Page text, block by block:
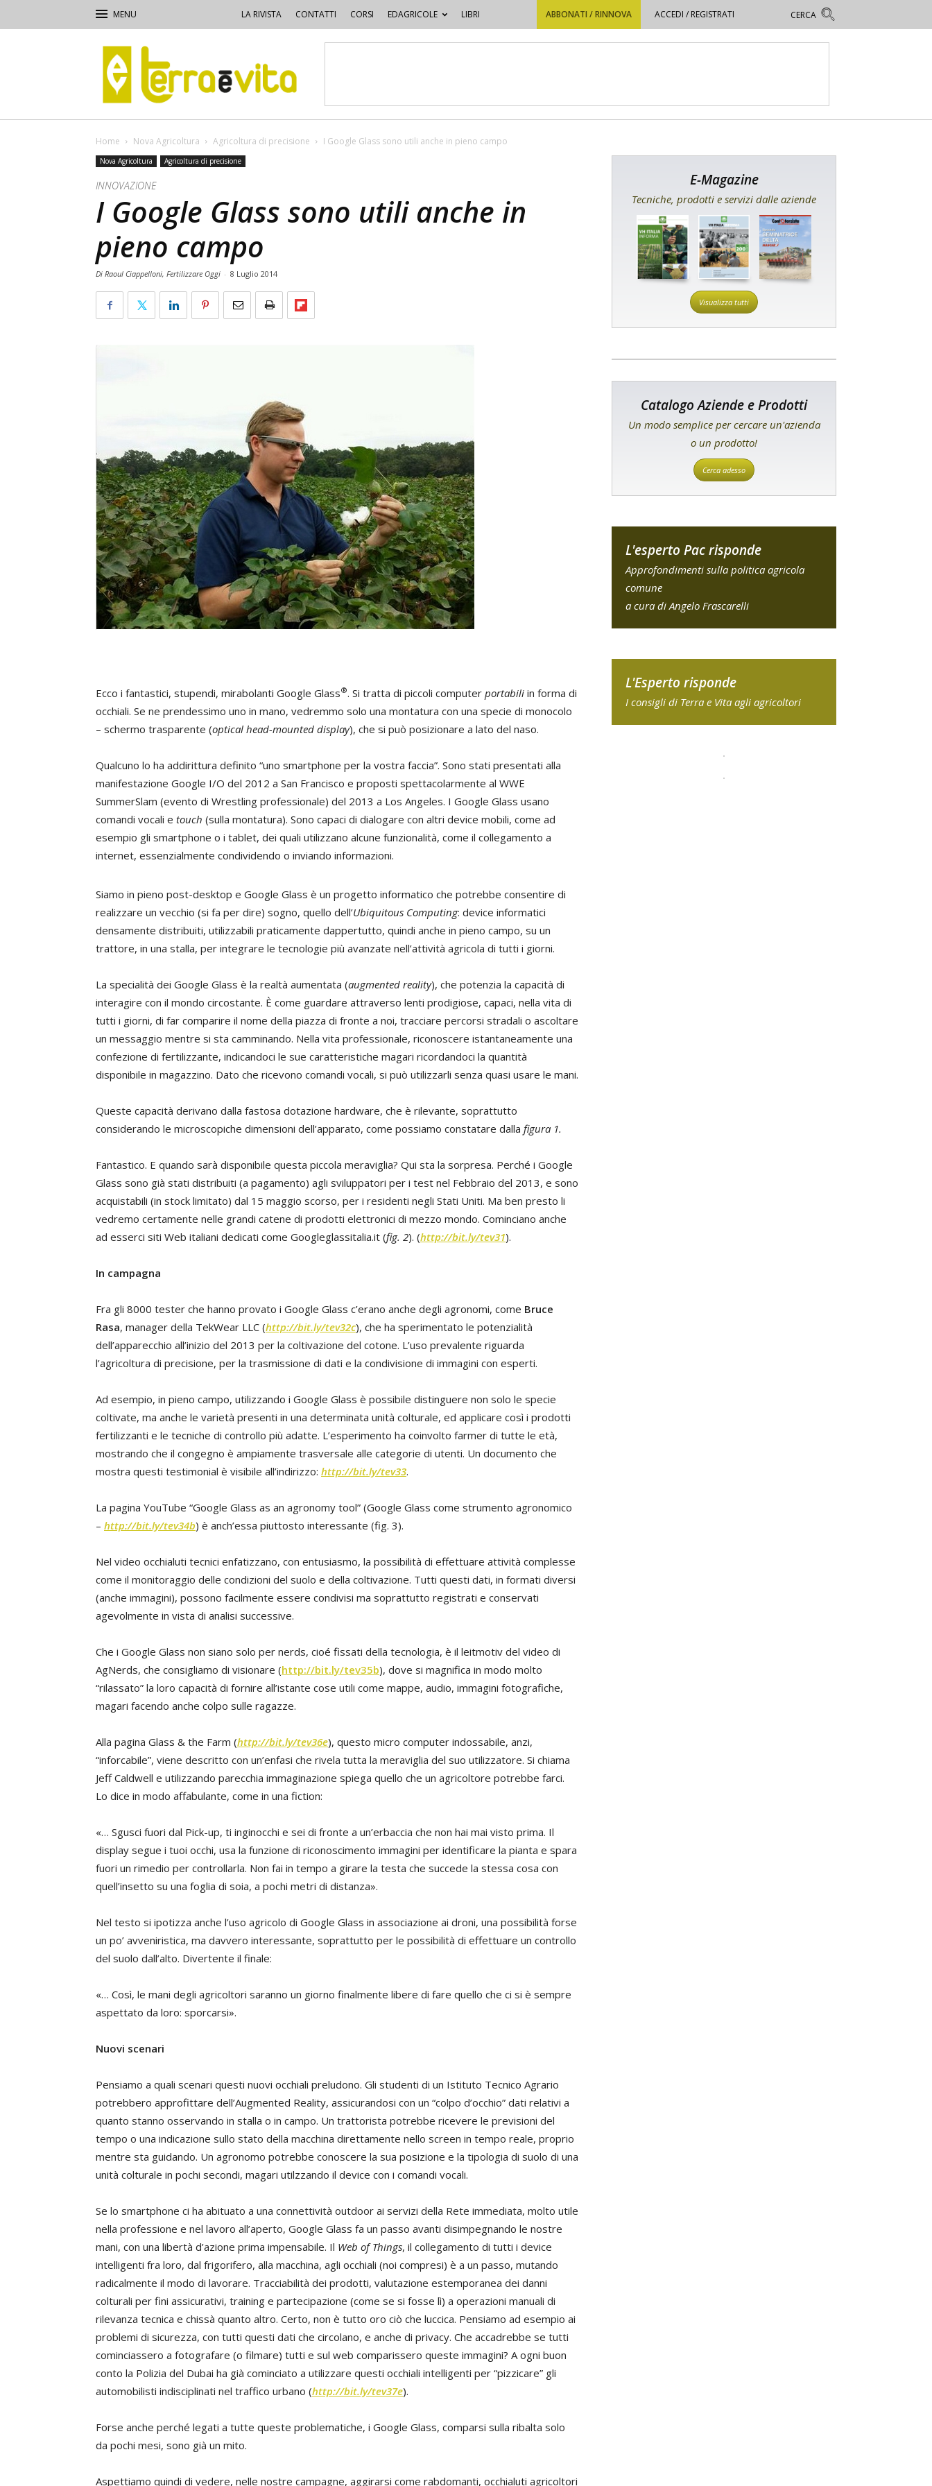
LA RIVISTA CONTATTI CORSI EDAGRICOLE LIBRI ABBONATI / RINNOVA ACCEDI / REGISTRATI
Terra
e
Vita
Home Nova Agricoltura Agricoltura di precisione I Google Glass sono utili anche in pieno campo
Nova Agricoltura Agricoltura di precisione
INNOVAZIONE
I Google Glass sono utili anche in
pieno campo
Di Raoul Ciappelloni, Fertilizzare Oggi - 8 Luglio 2014
Ecco i fantastici, stupendi, mirabolanti Google Glass®. Si tratta di piccoli computer portabili in forma di
occhiali. Se ne prendessimo uno in mano, vedremmo solo una montatura con una specie di monocolo
– schermo trasparente (optical head-mounted display), che si può posizionare a lato del naso.
Qualcuno lo ha addirittura definito “uno smartphone per la vostra faccia”. Sono stati presentati alla
manifestazione Google I/O del 2012 a San Francisco e proposti spettacolarmente al WWE
SummerSlam (evento di Wrestling professionale) del 2013 a Los Angeles. I Google Glass usano
comandi vocali e touch (sulla montatura). Sono capaci di dialogare con altri device mobili, come ad
esempio gli smartphone o i tablet, dei quali utilizzano alcune funzionalità, come il collegamento a
internet, essenzialmente condividendo o inviando informazioni.
Siamo in pieno post-desktop e Google Glass è un progetto informatico che potrebbe consentire di
realizzare un vecchio (si fa per dire) sogno, quello dell’Ubiquitous Computing: device informatici
densamente distribuiti, utilizzabili praticamente dappertutto, quindi anche in pieno campo, su un
trattore, in una stalla, per integrare le tecnologie più avanzate nell’attività agricola di tutti i giorni.
La specialità dei Google Glass è la realtà aumentata (augmented reality), che potenzia la capacità di
interagire con il mondo circostante. È come guardare attraverso lenti prodigiose, capaci, nella vita di
tutti i giorni, di far comparire il nome della piazza di fronte a noi, tracciare percorsi stradali o ascoltare
un messaggio mentre si sta camminando. Nella vita professionale, riconoscere istantaneamente una
confezione di fertilizzante, indicandoci le sue caratteristiche magari ricordandoci la quantità
disponibile in magazzino. Dato che ricevono comandi vocali, si può utilizzarli senza quasi usare le mani.
Queste capacità derivano dalla fastosa dotazione hardware, che è rilevante, soprattutto
considerando le microscopiche dimensioni dell’apparato, come possiamo constatare dalla figura 1.
Fantastico. E quando sarà disponibile questa piccola meraviglia? Qui sta la sorpresa. Perché i Google
Glass sono già stati distribuiti (a pagamento) agli sviluppatori per i test nel Febbraio del 2013, e sono
acquistabili (in stock limitato) dal 15 maggio scorso, per i residenti negli Stati Uniti. Ma ben presto li
vedremo certamente nelle grandi catene di prodotti elettronici di mezzo mondo. Cominciano anche
ad esserci siti Web italiani dedicati come Googleglassitalia.it (fig. 2). (http://bit.ly/tev31).
In campagna
Fra gli 8000 tester che hanno provato i Google Glass c’erano anche degli agronomi, come Bruce
Rasa, manager della TekWear LLC (http://bit.ly/tev32c), che ha sperimentato le potenzialità
dell’apparecchio all’inizio del 2013 per la coltivazione del cotone. L’uso prevalente riguarda
l’agricoltura di precisione, per la trasmissione di dati e la condivisione di immagini con esperti.
Ad esempio, in pieno campo, utilizzando i Google Glass è possibile distinguere non solo le specie
coltivate, ma anche le varietà presenti in una determinata unità colturale, ed applicare così i prodotti
fertilizzanti e le tecniche di controllo più adatte. L’esperimento ha coinvolto farmer di tutte le età,
mostrando che il congegno è ampiamente trasversale alle categorie di utenti. Un documento che
mostra questi testimonial è visibile all’indirizzo: http://bit.ly/tev33.
La pagina YouTube “Google Glass as an agronomy tool” (Google Glass come strumento agronomico
– http://bit.ly/tev34b) è anch’essa piuttosto interessante (fig. 3).
Nel video occhialuti tecnici enfatizzano, con entusiasmo, la possibilità di effettuare attività complesse
come il monitoraggio delle condizioni del suolo e della coltivazione. Tutti questi dati, in formati diversi
(anche immagini), possono facilmente essere condivisi ma soprattutto registrati e conservati
agevolmente in vista di analisi successive.
Che i Google Glass non siano solo per nerds, cioé fissati della tecnologia, è il leitmotiv del video di
AgNerds, che consigliamo di visionare (http://bit.ly/tev35b), dove si magnifica in modo molto
“rilassato” la loro capacità di fornire all’istante cose utili come mappe, audio, immagini fotografiche,
magari facendo anche colpo sulle ragazze.
Alla pagina Glass & the Farm (http://bit.ly/tev36e), questo micro computer indossabile, anzi,
“inforcabile”, viene descritto con un’enfasi che rivela tutta la meraviglia del suo utilizzatore. Si chiama
Jeff Caldwell e utilizzando parecchia immaginazione spiega quello che un agricoltore potrebbe farci.
Lo dice in modo affabulante, come in una fiction:
«… Sgusci fuori dal Pick-up, ti inginocchi e sei di fronte a un’erbaccia che non hai mai visto prima. Il
display segue i tuoi occhi, usa la funzione di riconoscimento immagini per identificare la pianta e spara
fuori un rimedio per controllarla. Non fai in tempo a girare la testa che succede la stessa cosa con
quell’insetto su una foglia di soia, a pochi metri di distanza».
Nel testo si ipotizza anche l’uso agricolo di Google Glass in associazione ai droni, una possibilità forse
un po’ avveniristica, ma davvero interessante, soprattutto per le possibilità di effettuare un controllo
del suolo dall’alto. Divertente il finale:
«… Così, le mani degli agricoltori saranno un giorno finalmente libere di fare quello che ci si è sempre
aspettato da loro: sporcarsi».
Nuovi scenari
Pensiamo a quali scenari questi nuovi occhiali preludono. Gli studenti di un Istituto Tecnico Agrario
potrebbero approfittare dell’Augmented Reality, assicurandosi con un “colpo d’occhio” dati relativi a
quanto stanno osservando in stalla o in campo. Un trattorista potrebbe ricevere le previsioni del
tempo o una indicazione sullo stato della macchina direttamente nello screen in tempo reale, proprio
mentre sta guidando. Un agronomo potrebbe conoscere la sua posizione e la tipologia di suolo di una
unità colturale in pochi secondi, magari utilzzando il device con i comandi vocali.
Se lo smartphone ci ha abituato a una connettività outdoor ai servizi della Rete immediata, molto utile
nella professione e nel lavoro all’aperto, Google Glass fa un passo avanti disimpegnando le nostre
mani, con una libertà d’azione prima impensabile. Il Web of Things, il collegamento di tutti i device
intelligenti fra loro, dal frigorifero, alla macchina, agli occhiali (noi compresi) è a un passo, mutando
radicalmente il modo di lavorare. Tracciabilità dei prodotti, valutazione estemporanea dei danni
colturali per fini assicurativi, training e partecipazione (come se si fosse lì) a operazioni manuali di
rilevanza tecnica e chissà quanto altro. Certo, non è tutto oro ciò che luccica. Pensiamo ad esempio ai
problemi di sicurezza, con tutti questi dati che circolano, e anche di privacy. Che accadrebbe se tutti
cominciassero a fotografare (o filmare) tutti e sul web comparissero queste immagini? A ogni buon
conto la Polizia del Dubai ha già cominciato a utilizzare questi occhiali intelligenti per “pizzicare” gli
automobilisti indisciplinati nel traffico urbano (http://bit.ly/tev37e).
Forse anche perché legati a tutte queste problematiche, i Google Glass, comparsi sulla ribalta solo
da pochi mesi, sono già un mito.
Aspettiamo quindi di vedere, nelle nostre campagne, aggirarsi come rabdomanti, occhialuti agricoltori
E-Magazine
Tecniche, prodotti e servizi dalle aziende
Visualizza tutti
Catalogo Aziende e Prodotti
Un modo semplice per cercare un'azienda
o un prodotto!
Cerca adesso
L'esperto Pac risponde
Approfondimenti sulla politica agricola
comune
a cura di Angelo Frascarelli
L'Esperto risponde
I consigli di Terra e Vita agli agricoltori